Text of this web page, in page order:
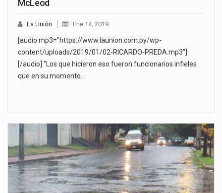
McLeod
La Unión Ene 14, 2019
[audio mp3="https://www.launion.com.py/wp-
content/uploads/2019/01/02-RICARDO-PREDA.mp3"]
[/audio] "Los que hicieron eso fueron funcionarios infieles
que en su momento…